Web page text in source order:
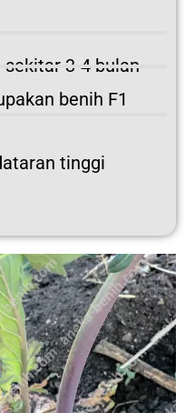
3-4 bulan
benih F1
tinggi